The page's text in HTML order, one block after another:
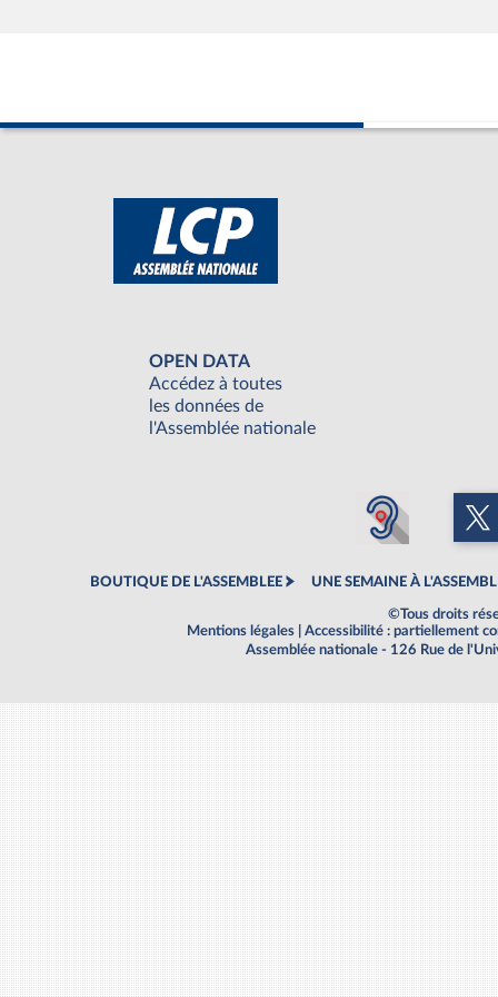
OPEN DATA
Accédez à toutes
les données de
l'Assemblée nationale
BOUTIQUE DE L'ASSEMBLEE UNE SEMAINE À
©Tous droits
Mentions légales
Accessibilité : partiellement
Assemblée nationale - 126 Rue de